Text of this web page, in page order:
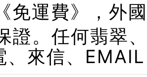
免運費》，外
證。任何翡翠
、來信、